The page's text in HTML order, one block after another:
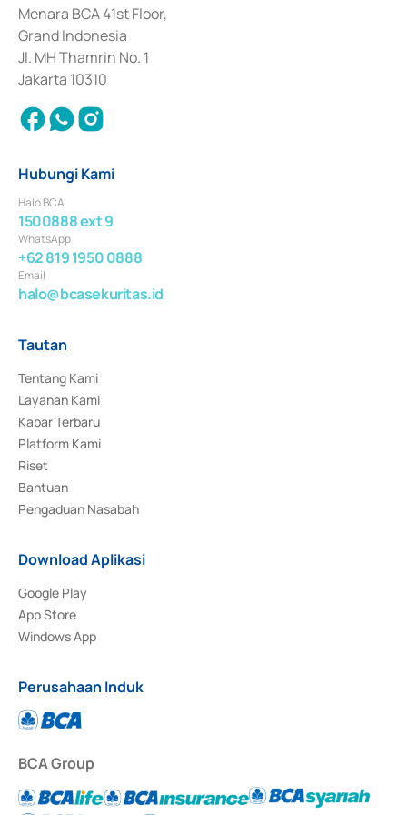
Penerbitan, Transaksi, serta Penatausahaan dan Penyelesaian Transaksi
Surat Berharga Komersial yang izinnya diterbitkan pada tahun 2018.
Menara BCA 41st Floor,
Grand Indonesia
Jl. MH Thamrin No. 1
Jakarta 10310
Hubungi Kami
Halo BCA
1500888 ext 9
WhatsApp
+62 819 1950 0888
Email
halo@bcasekuritas.id
Tautan
Tentang Kami
Layanan Kami
Kabar Terbaru
Platform Kami
Riset
Bantuan
Pengaduan Nasabah
Download Aplikasi
Google Play
App Store
Windows App
Perusahaan Induk
BCA Group